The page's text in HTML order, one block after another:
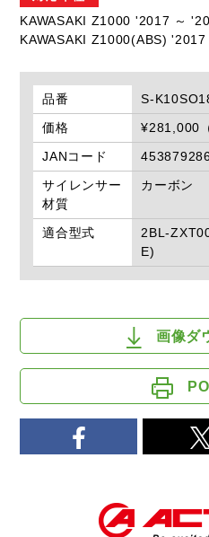
KAWASAKI Z1000 '2017 ～
KAWASAKI Z1000(ABS)
品番
S-
価格
¥281,000
JANコード
サイレンサー
材質
カーボン
適合型式
2BL-
E)
画像ダ